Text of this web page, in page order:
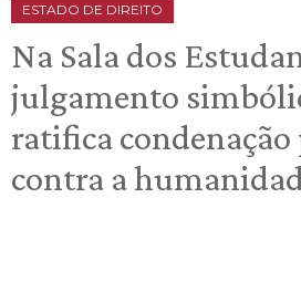
ESTADO DE DIREITO
Na Sala dos
julgamento
ratifica
contra a